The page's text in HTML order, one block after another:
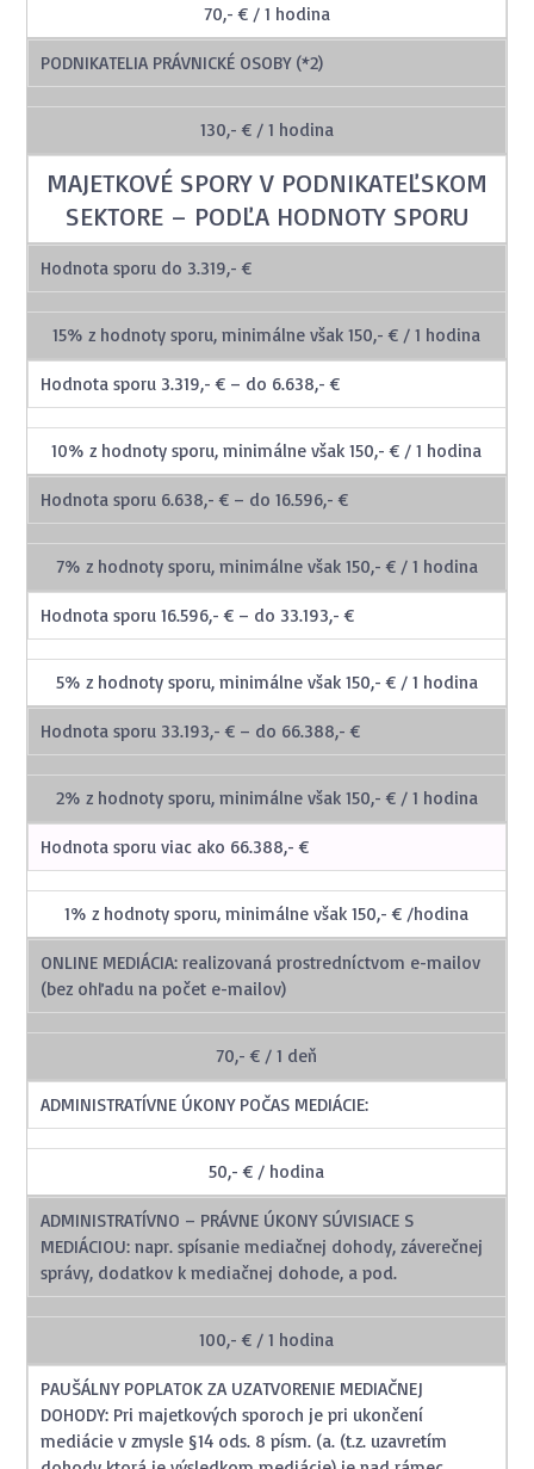
70,- € / 1 hodina
PODNIKATELIA PRÁVNICKÉ OSOBY (*2)
130,- € / 1 hodina
MAJETKOVÉ SPORY V PODNIKATEĽSKOM
SEKTORE – PODĽA HODNOTY SPORU
Hodnota sporu do 3.319,- €
15% z hodnoty sporu, minimálne však 150,- € / 1 hodina
Hodnota sporu 3.319,- € – do 6.638,- €
10% z hodnoty sporu, minimálne však 150,- € / 1 hodina
Hodnota sporu 6.638,- € – do 16.596,- €
7% z hodnoty sporu, minimálne však 150,- € / 1 hodina
Hodnota sporu 16.596,- € – do 33.193,- €
5% z hodnoty sporu, minimálne však 150,- € / 1 hodina
Hodnota sporu 33.193,- € – do 66.388,- €
2% z hodnoty sporu, minimálne však 150,- € / 1 hodina
Hodnota sporu viac ako 66.388,- €
1% z hodnoty sporu, minimálne však 150,- € /hodina
ONLINE MEDIÁCIA: realizovaná prostredníctvom e-mailov
(bez ohľadu na počet e-mailov)
70,- € / 1 deň
ADMINISTRATÍVNE ÚKONY POČAS MEDIÁCIE:
50,- € / hodina
ADMINISTRATÍVNO – PRÁVNE ÚKONY SÚVISIACE S
MEDIÁCIOU: napr. spísanie mediačnej dohody, záverečnej
správy, dodatkov k mediačnej dohode, a pod.
100,- € / 1 hodina
PAUŠÁLNY POPLATOK ZA UZATVORENIE MEDIAČNEJ
DOHODY: Pri majetkových sporoch je pri ukončení
mediácie v zmysle §14 ods. 8 písm. (a. (t.z. uzavretím